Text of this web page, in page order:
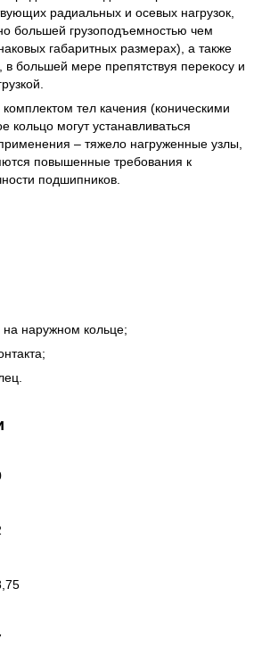
радиальных и осевых нагрузок,
большей грузоподъемностью чем
габаритных размерах), а также
в большей мере препятствуя перекосу и
тел качения (коническими
кольцо могут устанавливаться
– тяжело нагруженные узлы,
повышенные требования к
подшипников.
наружном кольце;